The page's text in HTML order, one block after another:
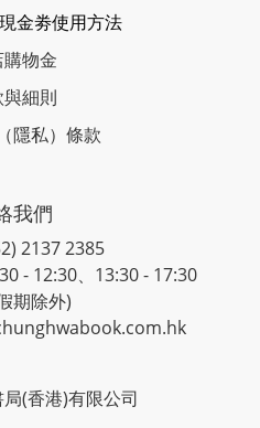
金劵使用方法
物金
細則
隱私）條款
我們
2137 2385
- 12:30、13:30 - 17:30
期除外)
(香港)有限公司